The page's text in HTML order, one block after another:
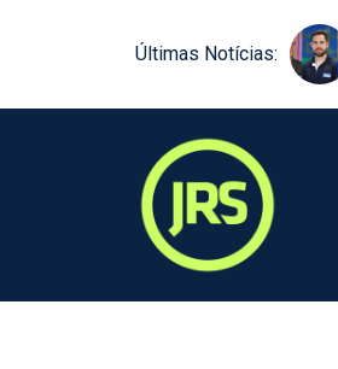
Últimas Notícias: